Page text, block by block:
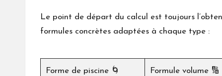
Le point de départ du calcul est toujours
formules concrètes adaptées à chaque type :
Forme de piscine 🌀 Formule volume 🔢